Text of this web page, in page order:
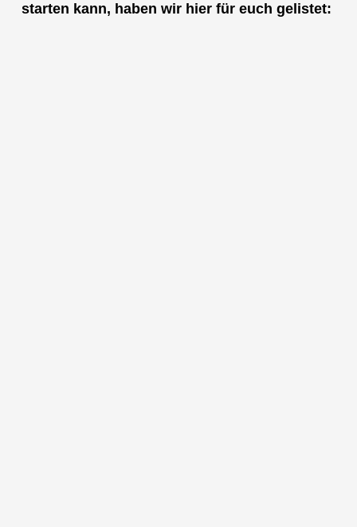
starten kann, haben wir hier für euch gelistet: